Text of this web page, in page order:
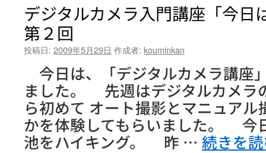
ソ
講
「は
じ
め
コ
ー
ス」
デジタルカメラ入門講座「今日
第２回
投稿日: 2009年5月29日 作成者: kouminkan
今日は、「デジタルカメラ講座
ました。 先週はデジタルカメラ
ら初めて オート撮影とマニュア
かを体験してもらいました。 今
池をハイキング。 昨 … 続きを